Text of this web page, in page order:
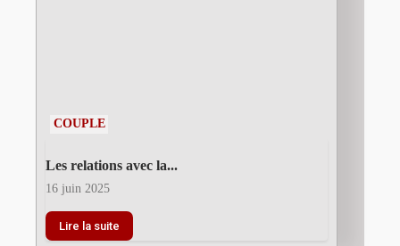
COUPLE
Les relations avec la...
16 juin 2025
Lire la suite